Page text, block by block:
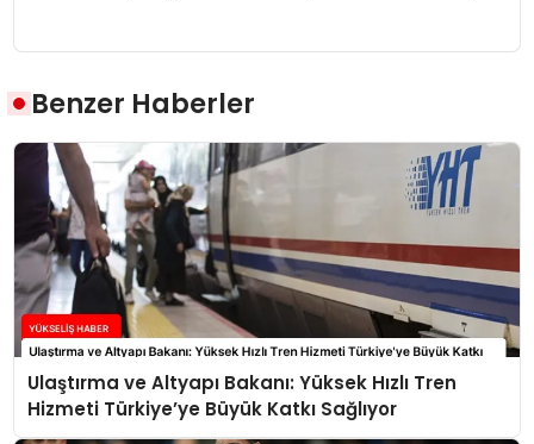
Benzer Haberler
Ulaştırma ve Altyapı Bakanı: Yüksek Hızlı Tren
Hizmeti Türkiye’ye Büyük Katkı Sağlıyor